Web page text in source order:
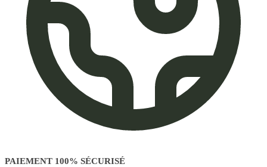
PAIEMENT 100% SÉCURISÉ